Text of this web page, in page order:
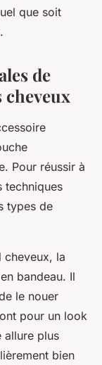
que soit
de
Pour réussir à
techniques
types de
cheveux, la
bandeau. Il
le nouer
pour un look
allure plus
bien